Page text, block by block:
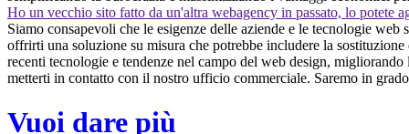
Ho un vecchio sito fatto da un'altra webagency in passato, lo potete
Siamo consapevoli che le esigenze delle aziende e le tecnologie
offrirti una soluzione su misura che potrebbe includere la
recenti tecnologie e tendenze nel campo del web design,
metterti in contatto con il nostro ufficio commerciale. Saremo in
Vuoi dare più